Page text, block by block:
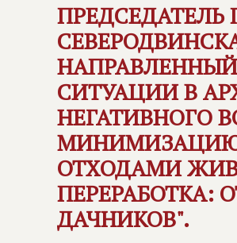
СИТУАЦИИ В
НЕГАТИВНОГО
МИНИМИЗАЦИЮ
ОТХОДАМИ
ПЕРЕРАБОТКА:
ДАЧНИКОВ".